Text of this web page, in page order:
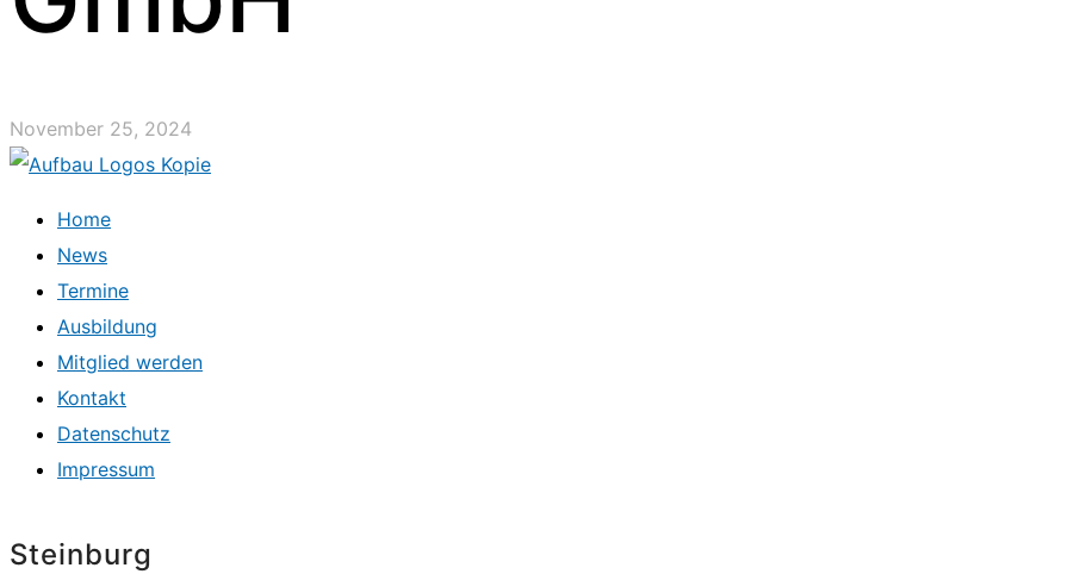
November 25, 2024
Home
News
Termine
Ausbildung
Mitglied werden
Kontakt
Datenschutz
Impressum
Steinburg